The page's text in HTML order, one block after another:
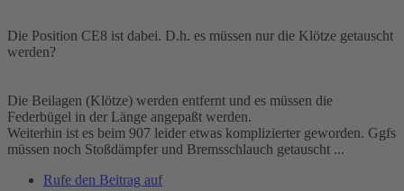
Die Position CE8 ist dabei. D.h. es müssen nur die Klötze getauscht
werden?
Die Beilagen (Klötze) werden entfernt und es müssen die
Federbügel in der Länge angepaßt werden.
Weiterhin ist es beim 907 leider etwas komplizierter geworden. Ggfs
müssen noch Stoßdämpfer und Bremsschlauch getauscht ...
Rufe den Beitrag auf